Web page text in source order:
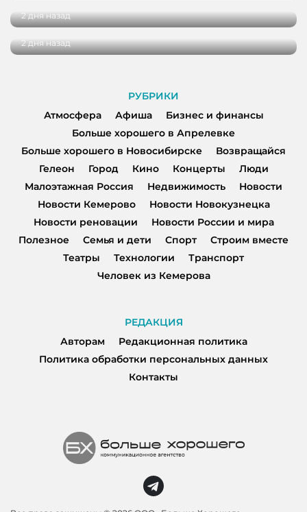
2 дня назад
останавливаться в деревне Красная
2 дня назад
РУБРИКИ
Атмосфера
Афиша
Бизнес и финансы
Больше хорошего в Апрелевке
Больше хорошего в Новосибирске
Возвращайся
Гелеон
Город Кино Концерты
Люди
Малоэтажная Россия
Недвижимость
Новости
Новости Кемерово
Новости Новокузнецка
Новости реновации
Новости России и мира
Полезное
Семья и дети Спорт
Строим вместе
Театры
Технологии
Транспорт
Человек из Кемерова
РЕДАКЦИЯ
Авторам
Редакционная политика
Политика обработки персональных данных
Контакты